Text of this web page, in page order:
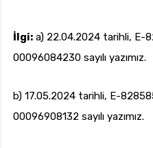
İlgi: a) 22.04.2024 tarihli, E-
00096084230 sayılı yazımız.
b) 17.05.2024 tarihli, E-
00096908132 sayılı yazımız.